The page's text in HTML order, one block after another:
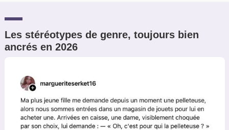
Les stéréotypes de genre, toujours bien
ancrés en 2026